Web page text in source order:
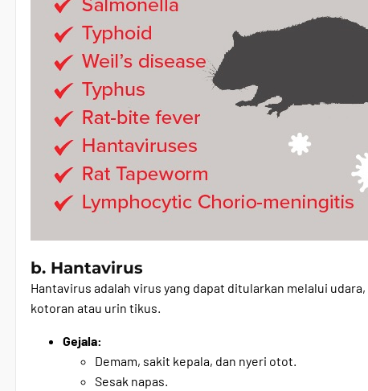
b. Hantavirus
Hantavirus adalah virus yang dapat ditularkan melalui
kotoran atau urin tikus.
Gejala:
Demam, sakit kepala, dan nyeri otot.
Sesak napas.